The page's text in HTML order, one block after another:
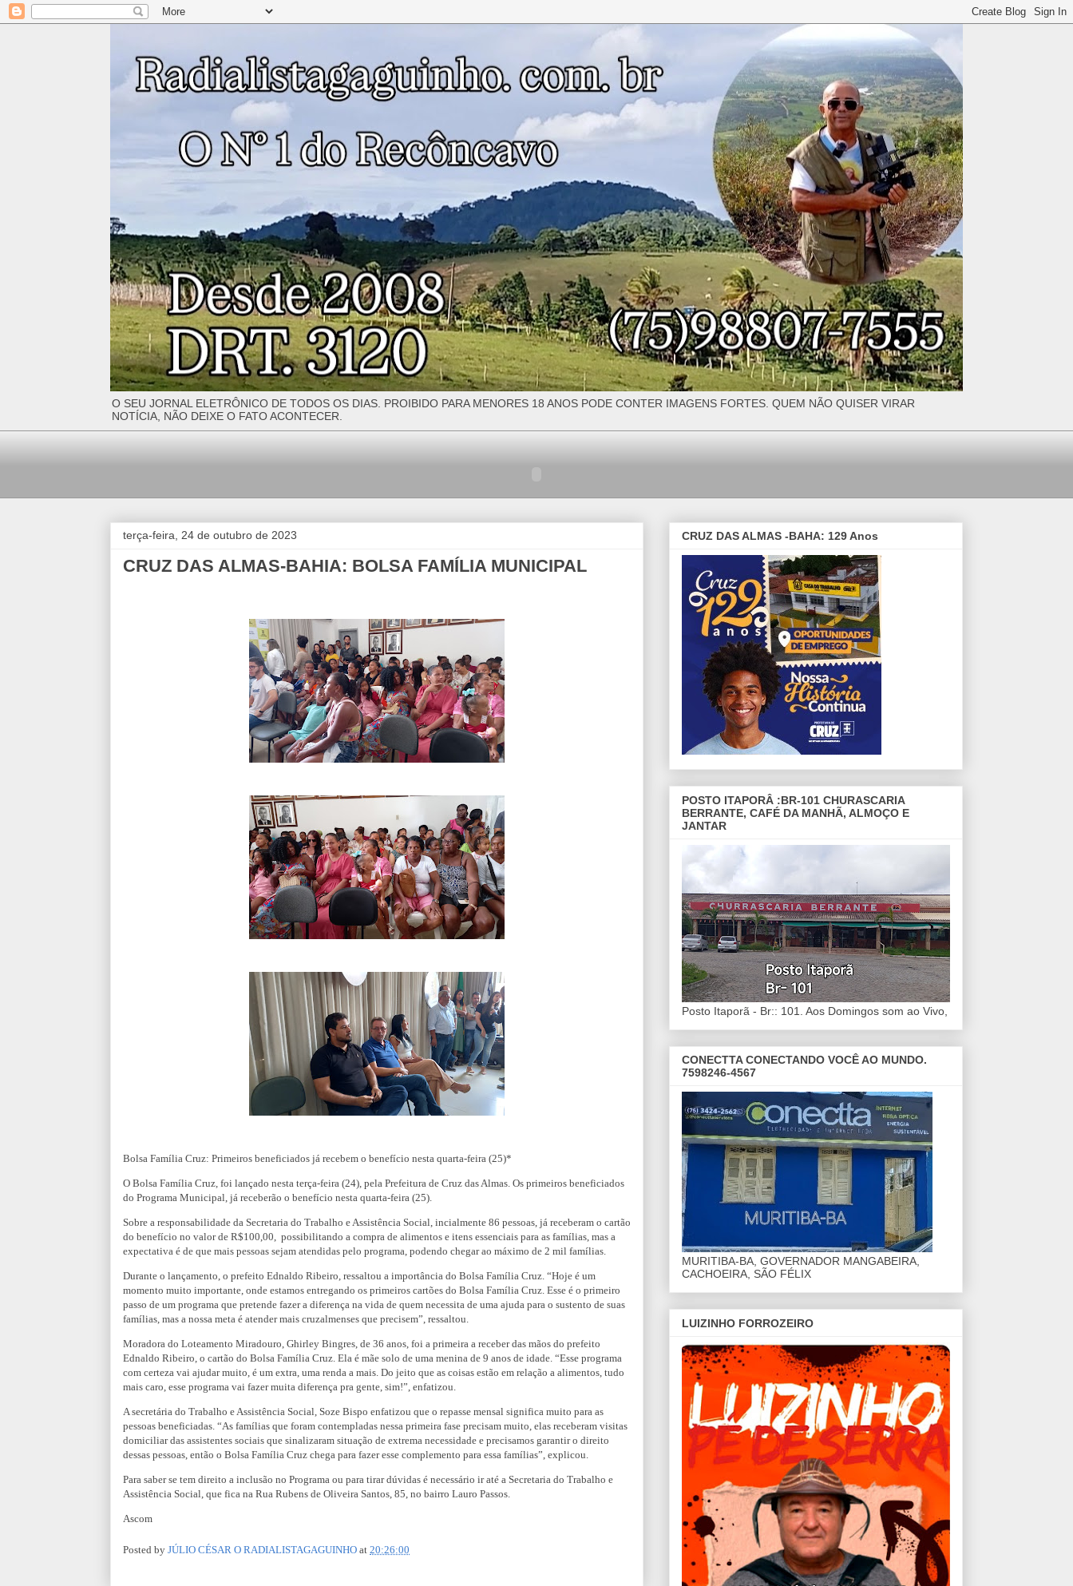
O SEU JORNAL ELETRÔNICO DE TODOS OS DIAS. PROIBIDO PARA MENORES 18 ANOS PODE CONTER IMAGENS FORTES. QUEM NÃO QUISER VIRAR
NOTÍCIA, NÃO DEIXE O FATO ACONTECER.
terça-feira, 24 de outubro de 2023
CRUZ DAS ALMAS-BAHIA: BOLSA FAMÍLIA MUNICIPAL
Bolsa Família Cruz: Primeiros beneficiados já recebem o benefício nesta quarta-feira (25)*
O Bolsa Família Cruz, foi lançado nesta terça-feira (24), pela Prefeitura de Cruz das Almas. Os primeiros beneficiados
do Programa Municipal, já receberão o benefício nesta quarta-feira (25).
Sobre a responsabilidade da Secretaria do Trabalho e Assistência Social, incialmente 86 pessoas, já receberam o cartão
do benefício no valor de R$100,00, possibilitando a compra de alimentos e itens essenciais para as famílias, mas a
expectativa é de que mais pessoas sejam atendidas pelo programa, podendo chegar ao máximo de 2 mil famílias.
Durante o lançamento, o prefeito Ednaldo Ribeiro, ressaltou a importância do Bolsa Família Cruz. “Hoje é um
momento muito importante, onde estamos entregando os primeiros cartões do Bolsa Família Cruz. Esse é o primeiro
passo de um programa que pretende fazer a diferença na vida de quem necessita de uma ajuda para o sustento de suas
famílias, mas a nossa meta é atender mais cruzalmenses que precisem”, ressaltou.
Moradora do Loteamento Miradouro, Ghirley Bingres, de 36 anos, foi a primeira a receber das mãos do prefeito
Ednaldo Ribeiro, o cartão do Bolsa Família Cruz. Ela é mãe solo de uma menina de 9 anos de idade. “Esse programa
com certeza vai ajudar muito, é um extra, uma renda a mais. Do jeito que as coisas estão em relação a alimentos, tudo
mais caro, esse programa vai fazer muita diferença pra gente, sim!”, enfatizou.
A secretária do Trabalho e Assistência Social, Soze Bispo enfatizou que o repasse mensal significa muito para as
pessoas beneficiadas. “As famílias que foram contempladas nessa primeira fase precisam muito, elas receberam visitas
domiciliar das assistentes sociais que sinalizaram situação de extrema necessidade e precisamos garantir o direito
dessas pessoas, então o Bolsa Família Cruz chega para fazer esse complemento para essa famílias”, explicou.
Para saber se tem direito a inclusão no Programa ou para tirar dúvidas é necessário ir até a Secretaria do Trabalho e
Assistência Social, que fica na Rua Rubens de Oliveira Santos, 85, no bairro Lauro Passos.
Ascom
Posted by JÚLIO CÉSAR O RADIALISTAGAGUINHO at 20:26:00
CRUZ DAS ALMAS -BAHA: 129 Anos
POSTO ITAPORÂ :BR-101 CHURASCARIA
BERRANTE, CAFÉ DA MANHÃ, ALMOÇO E
JANTAR
Posto Itaporã - Br:: 101. Aos Domingos som ao Vivo,
CONECTTA CONECTANDO VOCÊ AO MUNDO.
7598246-4567
MURITIBA-BA, GOVERNADOR MANGABEIRA,
CACHOEIRA, SÃO FÉLIX
LUIZINHO FORROZEIRO